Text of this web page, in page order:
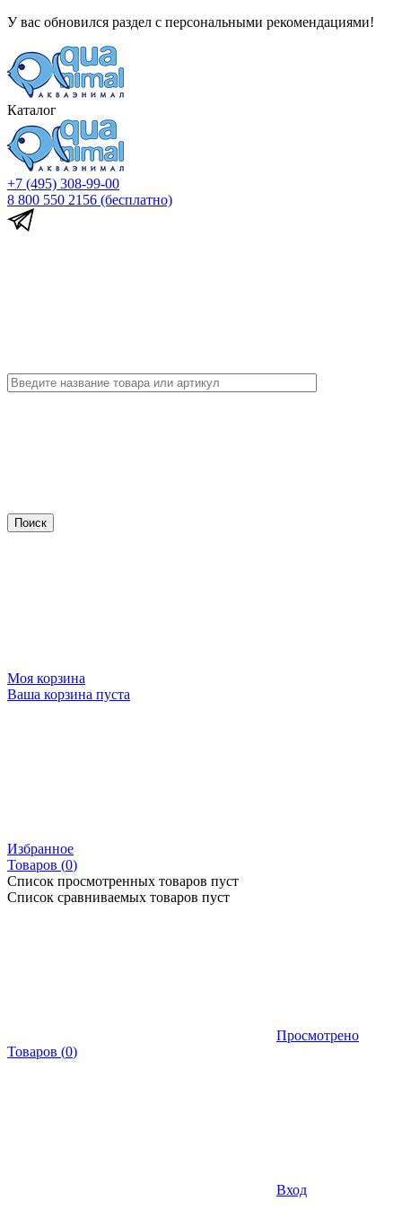
У вас обновился раздел с персональными рекомендациями!
Каталог
+7 (495) 308-99-00
8 800 550 2156 (бесплатно)
Моя корзина
Ваша корзина пуста
Избранное
Товаров (0)
Список просмотренных товаров пуст
Список сравниваемых товаров пуст
Просмотрено
Товаров (0)
Вход